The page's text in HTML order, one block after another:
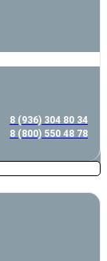
8 (936) 304 80 34
8 (800) 550 48 78